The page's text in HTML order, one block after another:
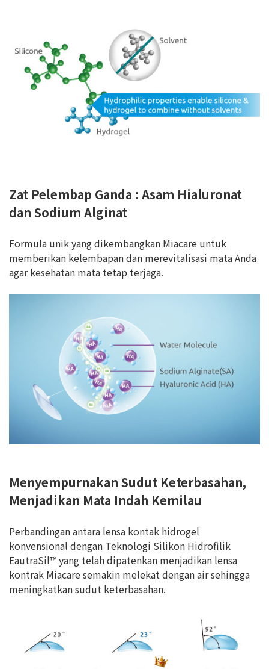
Zat Pelembap Ganda : Asam Hialuronat
dan Sodium Alginat
Formula unik yang dikembangkan Miacare untuk
memberikan kelembapan dan merevitalisasi mata Anda
agar kesehatan mata tetap terjaga.
Menyempurnakan Sudut Keterbasahan,
Menjadikan Mata Indah Kemilau
Perbandingan antara lensa kontak hidrogel
konvensional dengan Teknologi Silikon Hidrofilik
EautraSil™ yang telah dipatenkan menjadikan lensa
kontrak Miacare semakin melekat dengan air sehingga
meningkatkan sudut keterbasahan.